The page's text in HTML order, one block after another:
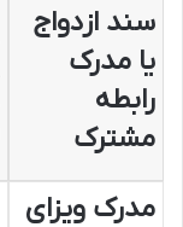
سند ازدواج
یا مدرک
رابطه
مشترک
مدرک ویزای